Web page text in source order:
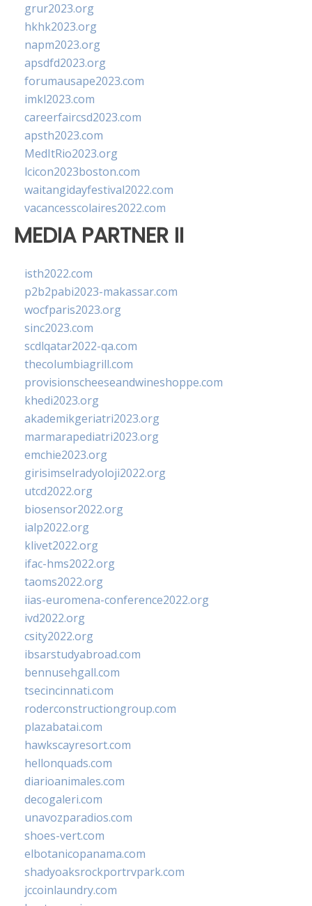
grur2023.org
hkhk2023.org
napm2023.org
apsdfd2023.org
forumausape2023.com
imkl2023.com
careerfaircsd2023.com
apsth2023.com
MedItRio2023.org
lcicon2023boston.com
waitangidayfestival2022.com
vacancesscolaires2022.com
MEDIA PARTNER II
isth2022.com
p2b2pabi2023-makassar.com
wocfparis2023.org
sinc2023.com
scdlqatar2022-qa.com
thecolumbiagrill.com
provisionscheeseandwineshoppe.com
khedi2023.org
akademikgeriatri2023.org
marmarapediatri2023.org
emchie2023.org
girisimselradyoloji2022.org
utcd2022.org
biosensor2022.org
ialp2022.org
klivet2022.org
ifac-hms2022.org
taoms2022.org
iias-euromena-conference2022.org
ivd2022.org
csity2022.org
ibsarstudyabroad.com
bennusehgall.com
tsecincinnati.com
roderconstructiongroup.com
plazabatai.com
hawkscayresort.com
hellonquads.com
diarioanimales.com
decogaleri.com
unavozparadios.com
shoes-vert.com
elbotanicopanama.com
shadyoaksrockportrvpark.com
jccoinlaundry.com